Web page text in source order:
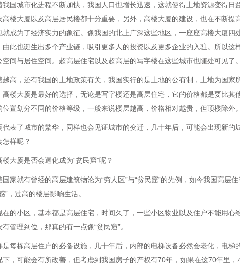
我国城市化进程不断加快，我国人口也增长迅速，这就使得土地资源变得日
高楼大厦以及高层居民楼都十分重要，另外，高楼大厦的建设，也在不断
就成为了经济实力的象征。像我国的北上广深这些地区，一座座高楼大厦
由此也诞生出多个产业链，吸引更多人的投资以及更多企业的入驻。所以
空间与居住空间。超高层住宅以及超高层的写字楼在这些城市也随处可见了。
越高，还有我国的土地政策有关，我国实行的是土地的公有制，土地为国家
高楼大厦是最好的选择，无论是写字楼还是高层住宅，它的价格都是要比
位置划分不同的价格等级，一般来说楼层越高，价格相对越贵，但顶楼除外。
代表了城市的繁华，同样也会见证城市的变迁，几十年后，可能会出现新
样呢？
大厦是否会退化成为“贫民窟”呢？
国家就有曾经的高层建筑物沦为“穷人区”与“贫民窟”的先例，如今我国高层
”，过高的楼层影响生活。
在的小区，基本都是高层住宅，时间久了，一些小区物业以及住户不能用心
管理到位，那真的有一点像“贫民窟”。
是每栋高层住户的必备设施，几十年后，内部的电梯设备必然会老化，电
下，可能会有所改善，但考虑到我国房子的产权有70年，如果在这70年里